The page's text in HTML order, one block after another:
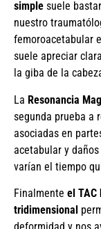
simple suele
nuestro
femoroacetabular
suele apreciar
la giba de la
La Resonancia
segunda prueba a
asociadas en
acetabular y
varían el tiempo
Finalmente el TAC
tridimensional